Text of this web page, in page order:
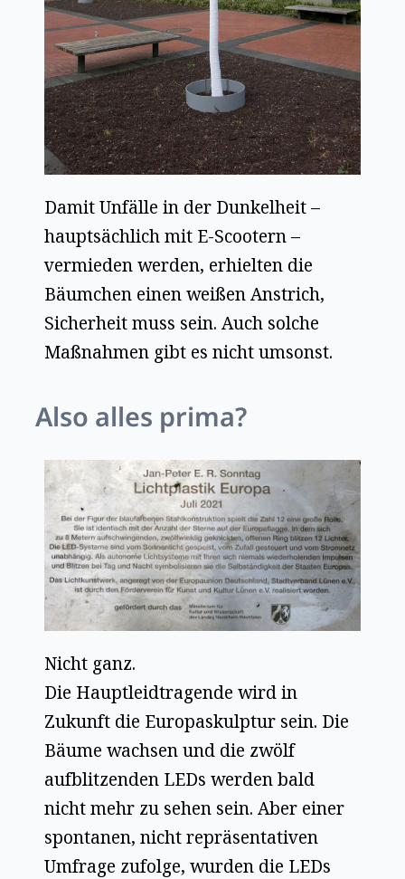
Damit Unfälle in der Dunkelheit –
hauptsächlich mit E-Scootern –
vermieden werden, erhielten die
Bäumchen einen weißen Anstrich,
Sicherheit muss sein. Auch solche
Maßnahmen gibt es nicht umsonst.
Also alles prima?
Nicht ganz.
Die Hauptleidtragende wird in
Zukunft die Europaskulptur sein. Die
Bäume wachsen und die zwölf
aufblitzenden LEDs werden bald
nicht mehr zu sehen sein. Aber einer
spontanen, nicht repräsentativen
Umfrage zufolge, wurden die LEDs